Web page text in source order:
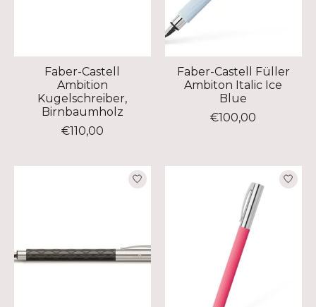
Faber-Castell
Ambition
Kugelschreiber,
Birnbaumholz
€110,00
Faber-Castell Füller
Ambiton Italic Ice
Blue
€100,00